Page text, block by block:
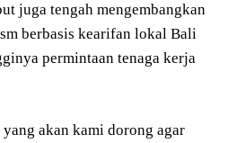
juga tengah mengembangkan
berbasis kearifan lokal Bali
permintaan tenaga kerja
akan kami dorong agar